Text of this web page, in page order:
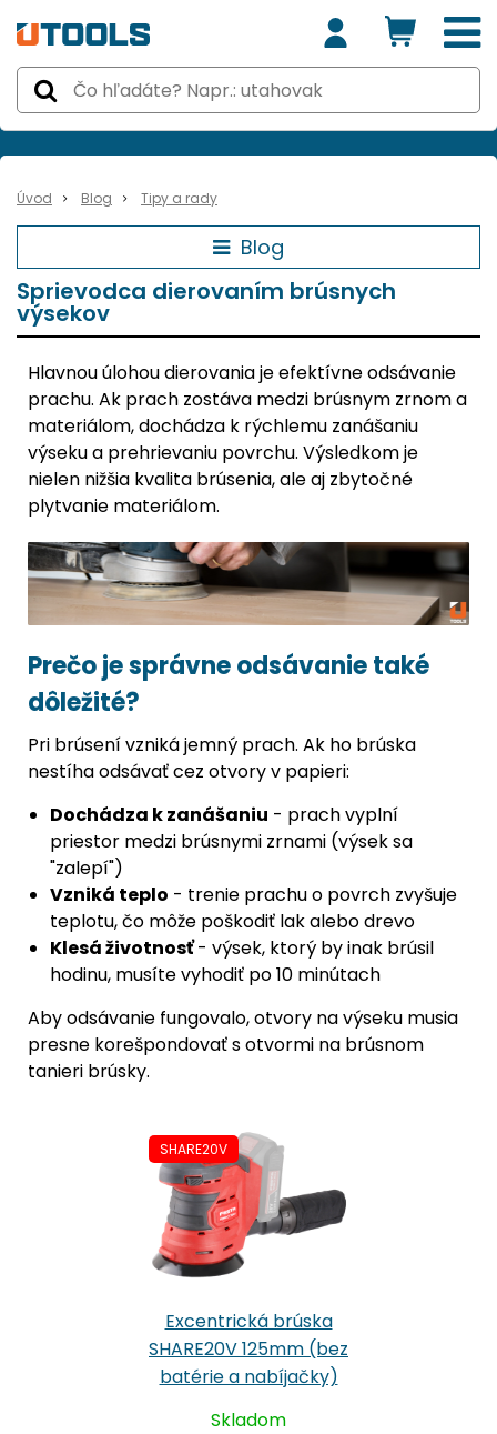
Úvod Blog Tipy a rady
Blog
Sprievodca dierovaním brúsnych
výsekov
Hlavnou úlohou dierovania je efektívne odsávanie
prachu. Ak prach zostáva medzi brúsnym zrnom a
materiálom, dochádza k rýchlemu zanášaniu
výseku a prehrievaniu povrchu. Výsledkom je
nielen nižšia kvalita brúsenia, ale aj zbytočné
plytvanie materiálom.
Prečo je správne odsávanie také
dôležité?
Pri brúsení vzniká jemný prach. Ak ho brúska
nestíha odsávať cez otvory v papieri:
Dochádza k zanášaniu - prach vyplní
priestor medzi brúsnymi zrnami (výsek sa
"zalepí")
Vzniká teplo - trenie prachu o povrch zvyšuje
teplotu, čo môže poškodiť lak alebo drevo
Klesá životnosť- výsek, ktorý by inak brúsil
hodinu, musíte vyhodiť po 10 minútach
Aby odsávanie fungovalo, otvory na výseku musia
presne korešpondovať s otvormi na brúsnom
tanieri brúsky.
SHARE20V
Excentrická brúska
SHARE20V 125mm (bez
batérie a nabíjačky)
Skladom